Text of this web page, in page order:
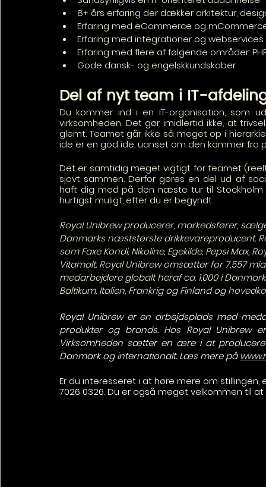
8+ års erfaring der dækker arkitektur,
Erfaring med eCommerce og
Erfaring med integrationer og
Erfaring med flere af følgende områder:
Gode dansk- og engelskkundskaber
Del af nyt team i IT-
Du kommer ind i en IT-organisation, som
virksomheden. Det gør imidlertid ikke, at
glemt. Teamet går ikke så meget op i
ide er en god ide, uanset om den kommer fra
Det er samtidig meget vigtigt for teamet
sjovt sammen. Derfor gøres en del ud af
haft dig med på den næste tur til
hurtigst muligt, efter du er begyndt.
Royal Unibrew producerer, markedsfører,
Danmarks næststørste drikkevareproducent.
som Faxe Kondi, Nikoline, Egekilde, Pepsi Max,
Vitamalt. Royal Unibrew omsætter for 7,557
medarbejdere globalt heraf ca. 1.000 i
Baltikum, Italien, Frankrig og Finland og
Royal Unibrew er en arbejdsplads med
produkter og brands. Hos Royal Unibrew
Virksomheden sætter en ære i at
Danmark og internationalt. Læs mere på
Er du interesseret i at høre mere om
7026 0326. Du er også meget velkommen til